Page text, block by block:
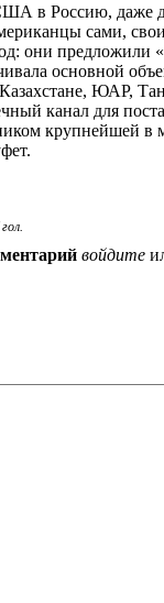
в Россию, даже
сами,
они предложили
основной
ЮАР,
канал для
крупнейшей
гол.
войдите